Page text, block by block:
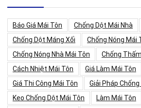
Báo Giá Mái Tôn Chống Dột Mái Nhà
Chống Dột Máng Xối
Chống Nóng Mái
Chống Nóng Nhà Mái Tôn
Chống
Cách Nhiệt Mái Tôn
Giá Làm Mái Tôn
Giá Thi Công Mái Tôn
Giải Pháp
Keo Chống Dột Mái Tôn
Làm Mái Tôn